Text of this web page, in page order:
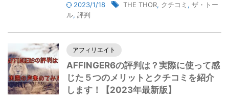
2023/1/18 THE THOR, クチコミ , ザ・トー
ル, 評判
アフィリエイト
AFFINGER6の評判は？実際に使って感
じた５つのメリットとクチコミを紹介
します！【2023年最新版】